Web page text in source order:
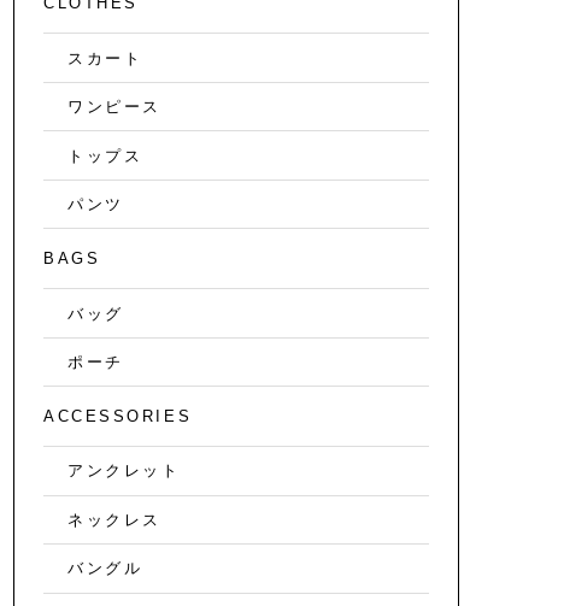
スカート
ワンピース
トップス
パンツ
BAGS
バッグ
ポーチ
ACCESSORIES
アンクレット
ネックレス
バングル